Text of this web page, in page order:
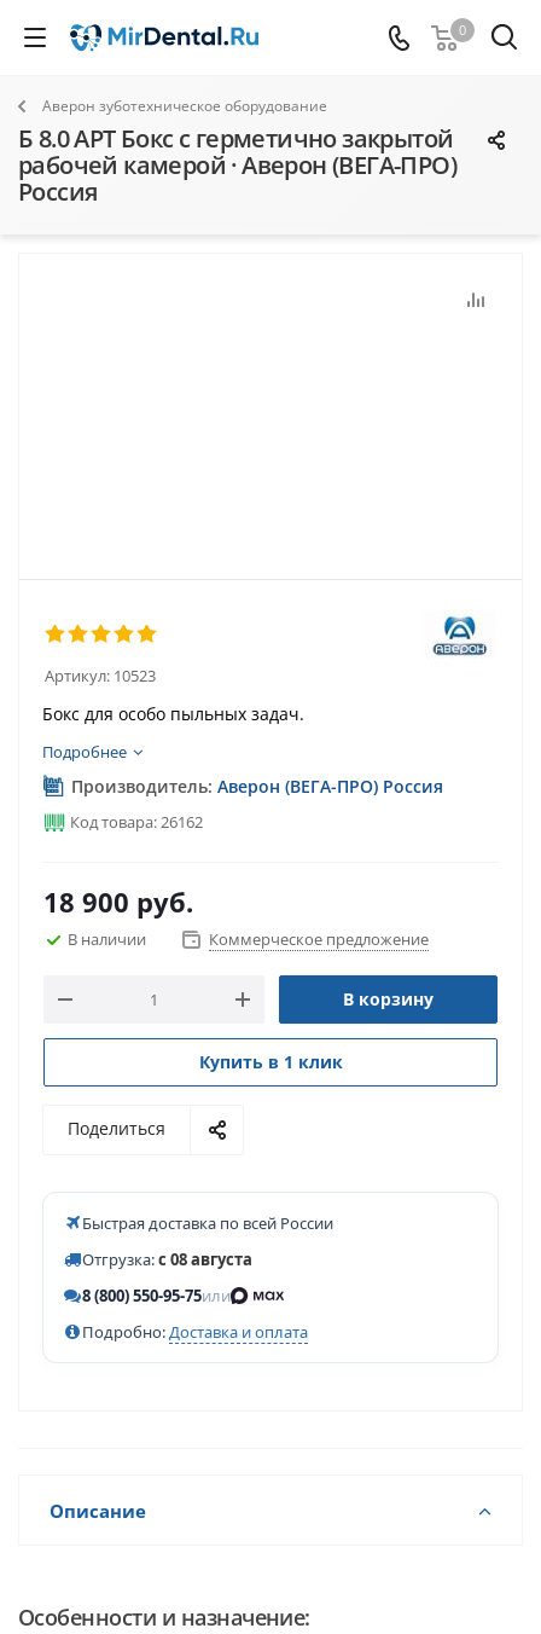
0
Аверон зуботехническое оборудование
Б 8.0 АРТ Бокс с герметично закрытой
рабочей камерой · Аверон (ВЕГА-ПРО)
Россия
Артикул: 10523
Бокс для особо пыльных задач.
Подробнее
Производитель: Аверон (ВЕГА-ПРО) Россия
Код товара: 26162
18 900 руб.
В наличии Коммерческое предложение
В корзину
Купить в 1 клик
Поделиться
Быстрая доставка по всей России
Отгрузка:с 08 августа
8 (800) 550-95-75или
Подробно:Доставка и оплата
Описание
Особенности и назначение: